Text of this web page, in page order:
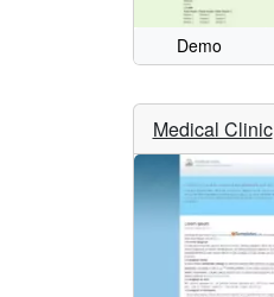
Demo
Medical Clinic